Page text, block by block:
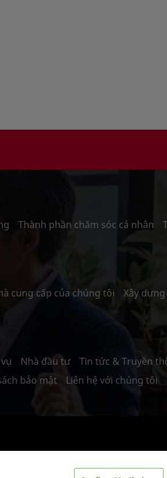
Thành phần chăm sóc cá nhân
cung cấp của chúng tôi Xây dựng
Nhà đầu tư
Tin tức & Truyền
bảo mật Liên hệ với chúng tôi